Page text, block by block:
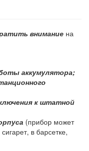
внимание на
аккумулятора;
к штатной
(прибор может
в барсетке,